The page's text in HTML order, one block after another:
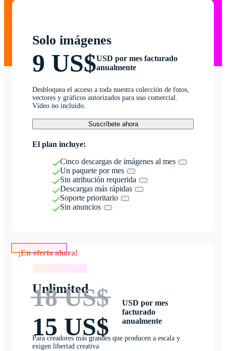
Solo imágenes
9 US$USD por mes facturado
anualmente
Desbloquea el acceso a toda nuestra colección de fotos,
vectores y gráficos autorizados para uso comercial.
Vídeo no incluido.
Suscríbete ahora
El plan incluye:
Cinco descargas de imágenes al mes
Un paquete por mes
Sin atribución requerida
Descargas más rápidas
Soporte prioritario
Sin anuncios
Unlimited
18 US$
15 US$
USD por mes
facturado
anualmente
Para creadores más grandes que producen a escala y
exigen libertad creativa